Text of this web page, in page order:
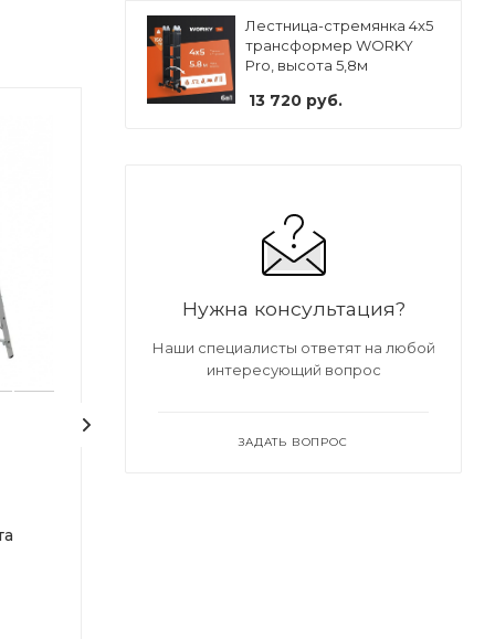
Лестница-стремянка 4x5
трансформер WORKY
Pro, высота 5,8м
13 720 руб.
Нужна консультация?
Наши специалисты ответят на любой
интересующий вопрос
ЗАДАТЬ ВОПРОС